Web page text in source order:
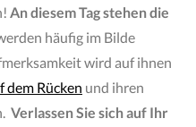
An diesem Tag stehen die
häufig im Bilde
wird auf ihnen
dem Rücken und ihren
Verlassen Sie sich auf Ihr